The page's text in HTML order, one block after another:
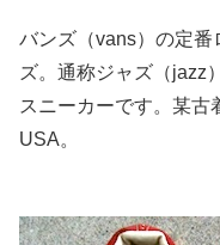
バンズ（vans）の定番
ズ。通称ジャズ（jazz
スニーカーです。某古
USA。